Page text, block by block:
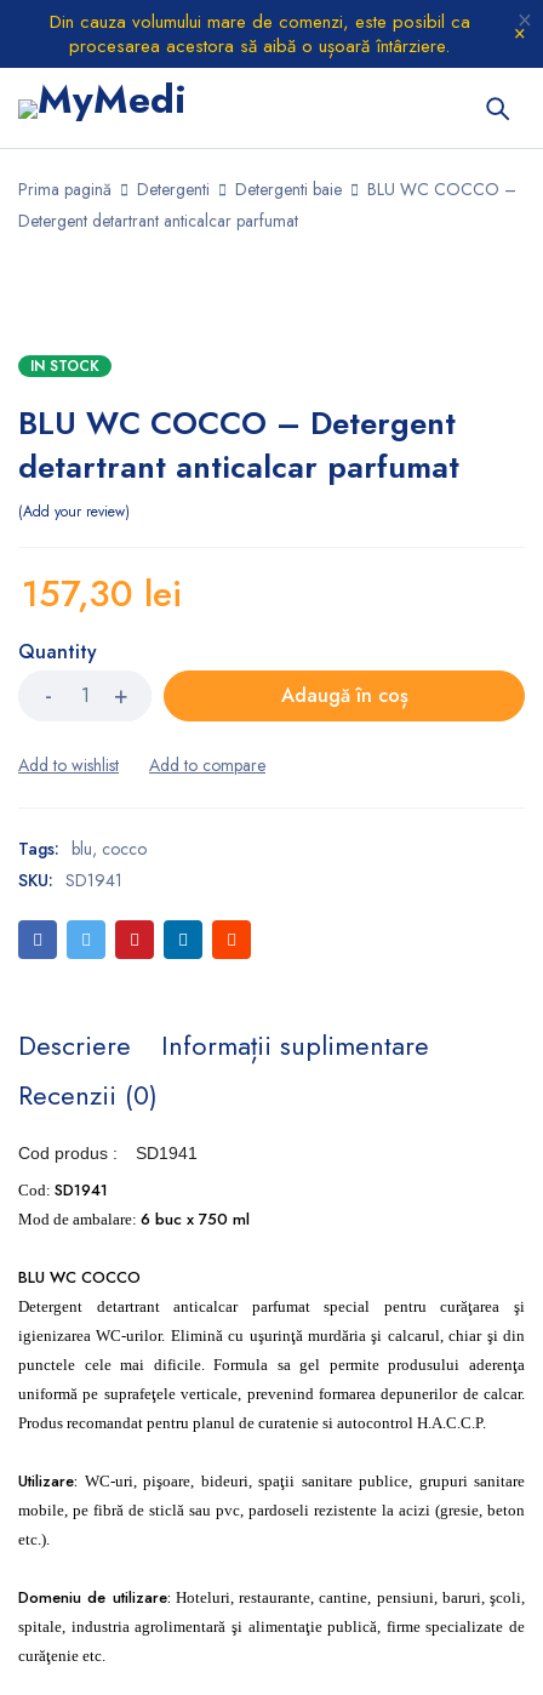
Din cauza volumului mare de comenzi, este posibil ca
procesarea acestora să aibă o ușoară întârziere.
Prima pagină Detergenti Detergenti baie
BLU WC COCCO –
Detergent detartrant anticalcar parfumat
IN STOCK
BLU WC COCCO – Detergent
detartrant anticalcar parfumat
Add your review
157,30 lei
Quantity
Adaugă în coș
Tags: blu, cocco
SKU: SD1941
Descriere
Informații suplimentare
Recenzii (0)
Cod produs : SD1941
Cod: SD1941
Mod de ambalare: 6 buc x 750 ml
BLU WC COCCO
Detergent detartrant anticalcar parfumat special pentru curăţarea şi
igienizarea WC-urilor. Elimină cu uşurinţă murdăria şi calcarul, chiar şi din
punctele cele mai dificile. Formula sa gel permite produsului aderenţa
uniformă pe suprafeţele verticale, prevenind formarea depunerilor de calcar.
Produs recomandat pentru planul de curatenie si autocontrol H.A.C.C.P.
Utilizare: WC-uri, pişoare, bideuri, spaţii sanitare publice, grupuri sanitare
mobile, pe fibră de sticlă sau pvc, pardoseli rezistente la acizi (gresie, beton
etc.).
Domeniu de utilizare: Hoteluri, restaurante, cantine, pensiuni, baruri, şcoli,
spitale, industria agrolimentară şi alimentaţie publică, firme specializate de
curăţenie etc.